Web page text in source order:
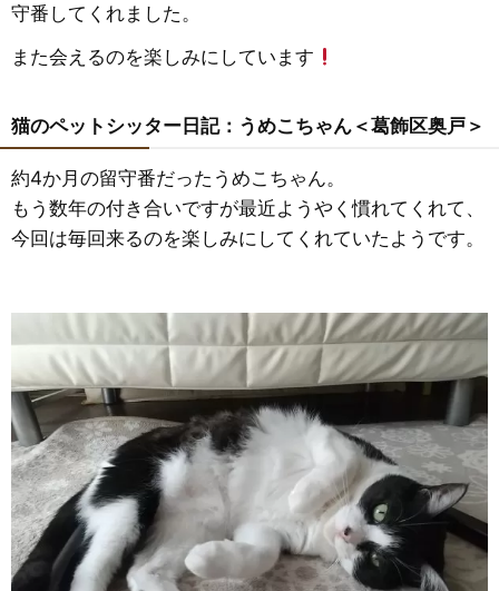
守番してくれました。
また会えるのを楽しみにしています
猫のペットシッター日記：うめこちゃん＜葛飾区奥戸＞
約4か月の留守番だったうめこちゃん。
もう数年の付き合いですが最近ようやく慣れてくれて、
今回は毎回来るのを楽しみにしてくれていたようです。